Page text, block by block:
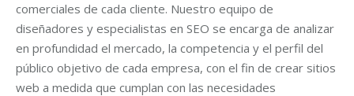
comerciales de cada cliente. Nuestro equipo de
diseñadores y especialistas en SEO se encarga de analizar
en profundidad el mercado, la competencia y el perfil del
público objetivo de cada empresa, con el fin de crear sitios
web a medida que cumplan con las necesidades